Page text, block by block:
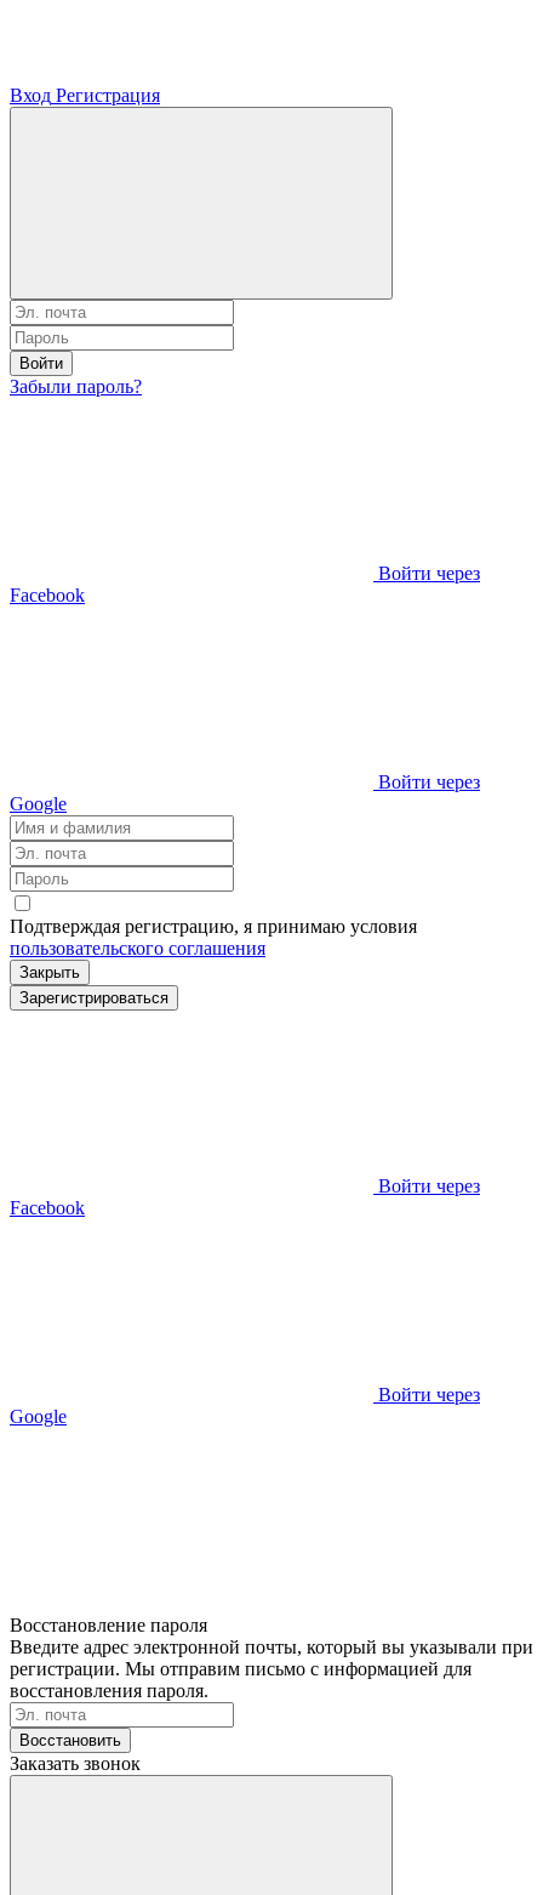
Вход Регистрация
Войти
Забыли пароль?
Войти через
Facebook
Войти через
Google
Подтверждая регистрацию, я принимаю условия
пользовательского соглашения
Закрыть
Зарегистрироваться
Войти через
Facebook
Войти через
Google
Восстановление пароля
Введите адрес электронной почты, который вы указывали при
регистрации. Мы отправим письмо с информацией для
восстановления пароля.
Восстановить
Заказать звонок